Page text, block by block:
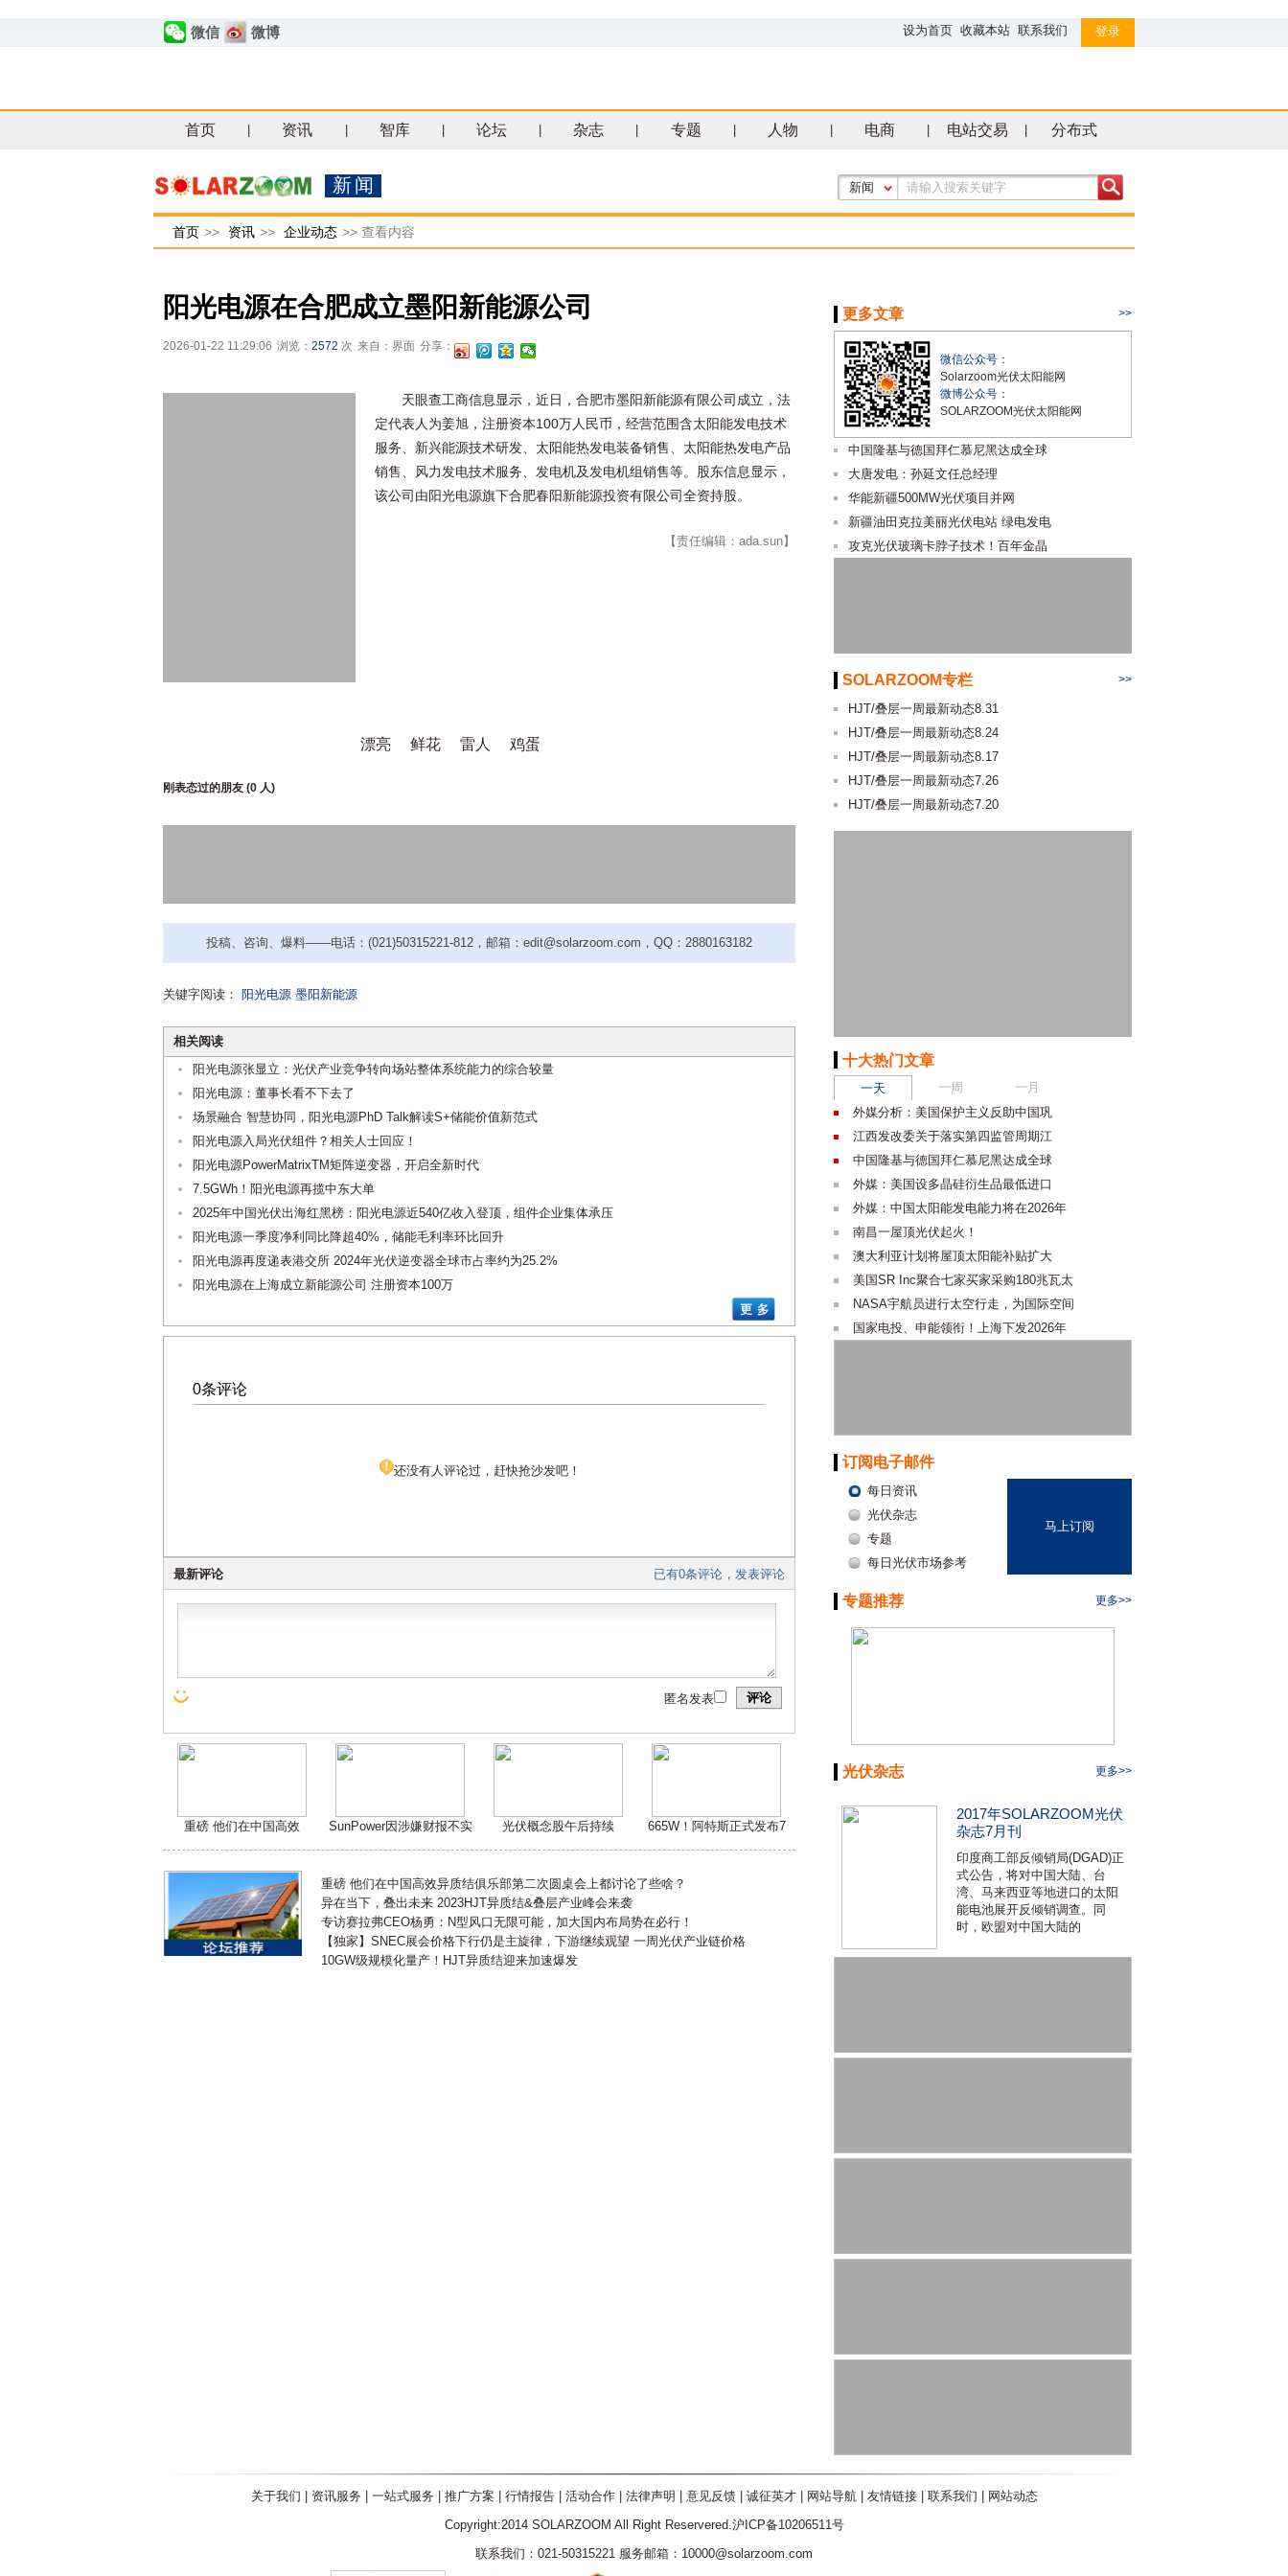
微信 微博 设为首页 收藏本站 联系我们 登录
首页 资讯 智库 论坛 杂志 专题 人物 电商 电站交易 分布式
新闻 新闻
首页 >> 资讯 >> 企业动态 >> 查看内容
阳光电源在合肥成立墨阳新能源公司
2026-01-22 11:29:06 浏览： 2572 次 来自：界面 分享：
天眼查工商信息显示，近日，合肥市墨阳新能源有限公司成立，法
定代表人为姜旭，注册资本100万人民币，经营范围含太阳能发电技术
服务、新兴能源技术研发、太阳能热发电装备销售、太阳能热发电产品
销售、风力发电技术服务、发电机及发电机组销售等。股东信息显示，
该公司由阳光电源旗下合肥春阳新能源投资有限公司全资持股。
【责任编辑：ada.sun】
漂亮 鲜花 雷人 鸡蛋
刚表态过的朋友 (0 人)
投稿、咨询、爆料——电话：(021)50315221-812，邮箱：edit@solarzoom.com，QQ：2880163182
关键字阅读： 阳光电源 墨阳新能源
相关阅读
阳光电源张显立：光伏产业竞争转向场站整体系统能力的综合较量
阳光电源：董事长看不下去了
场景融合 智慧协同，阳光电源PhD Talk解读S+储能价值新范式
阳光电源入局光伏组件？相关人士回应！
阳光电源PowerMatrixTM矩阵逆变器，开启全新时代
7.5GWh！阳光电源再揽中东大单
2025年中国光伏出海红黑榜：阳光电源近540亿收入登顶，组件企业集体承压
阳光电源一季度净利同比降超40%，储能毛利率环比回升
阳光电源再度递表港交所 2024年光伏逆变器全球市占率约为25.2%
阳光电源在上海成立新能源公司 注册资本100万
0条评论
还没有人评论过，赶快抢沙发吧！
已有0条评论，发表评论
最新评论
评论
匿名发表
重磅 他们在中国高效 SunPower因涉嫌财报不实 光伏概念股午后持续 665W！阿特斯正式发布7
重磅 他们在中国高效异质结俱乐部第二次圆桌会上都讨论了些啥？
异在当下，叠出未来 2023HJT异质结&叠层产业峰会来袭
专访赛拉弗CEO杨勇：N型风口无限可能，加大国内布局势在必行！
【独家】SNEC展会价格下行仍是主旋律，下游继续观望 一周光伏产业链价格
10GW级规模化量产！HJT异质结迎来加速爆发
更多文章 >>
微信公众号：
Solarzoom光伏太阳能网
微博公众号：
SOLARZOOM光伏太阳能网
中国隆基与德国拜仁慕尼黑达成全球
大唐发电：孙延文任总经理
华能新疆500MW光伏项目并网
新疆油田克拉美丽光伏电站 绿电发电
攻克光伏玻璃卡脖子技术！百年金晶
SOLARZOOM专栏 >>
HJT/叠层一周最新动态8.31
HJT/叠层一周最新动态8.24
HJT/叠层一周最新动态8.17
HJT/叠层一周最新动态7.26
HJT/叠层一周最新动态7.20
十大热门文章
一天 一周
一月
外媒分析：美国保护主义反助中国巩
江西发改委关于落实第四监管周期江
中国隆基与德国拜仁慕尼黑达成全球
外媒：美国设多晶硅衍生品最低进口
外媒：中国太阳能发电能力将在2026年
南昌一屋顶光伏起火！
澳大利亚计划将屋顶太阳能补贴扩大
美国SR Inc聚合七家买家采购180兆瓦太
NASA宇航员进行太空行走，为国际空间
国家电投、申能领衔！上海下发2026年
订阅电子邮件
每日资讯
光伏杂志
专题
每日光伏市场参考
马上订阅
专题推荐 更多>>
光伏杂志 更多>>
2017年SOLARZOOM光伏
杂志7月刊
印度商工部反倾销局(DGAD)正
式公告，将对中国大陆、台
湾、马来西亚等地进口的太阳
能电池展开反倾销调查。同
时，欧盟对中国大陆的
关于我们 资讯服务 一站式服务 推广方案 行情报告| 活动合作| 法律声明 意见反馈| 诚征英才| 网站导航| 友情链接| 联系我们
网站动态
Copyright:2014 SOLARZOOM All Right Reservered.沪ICP备10206511号
联系我们：021-50315221 服务邮箱：10000@solarzoom.com